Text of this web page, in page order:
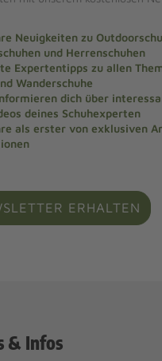
Neuigkeiten zu
und Herrenschuhen
Expertentipps zu allen
Wanderschuhe
dich über
deines Schuhexperten
als erster von exklusiven
ERHALTEN
& Infos